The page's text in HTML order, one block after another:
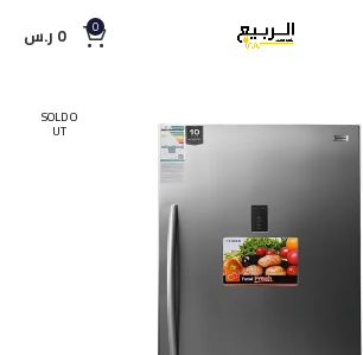
0
0 ر.س
SOLD O
UT